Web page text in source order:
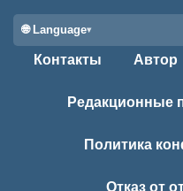
🌐 Language
Контакты Автор
Редакционные
Политика
Отказ от